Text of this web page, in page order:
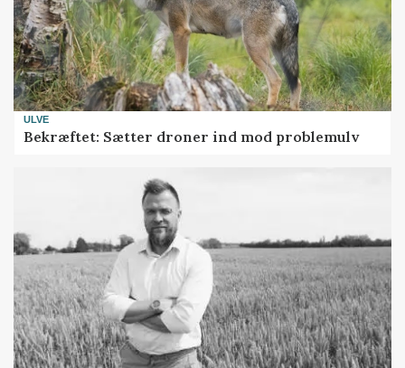
ULVE
Bekræftet: Sætter droner ind mod problemulv